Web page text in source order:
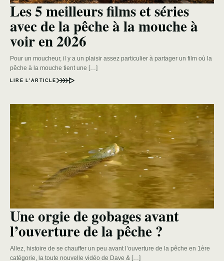
Les 5 meilleurs films et séries
avec de la pêche à la mouche à
voir en 2026
Pour un moucheur, il y a un plaisir assez particulier à partager un film où la
pêche à la mouche tient une […]
LIRE L’ARTICLE
Une orgie de gobages avant
l’ouverture de la pêche ?
Allez, histoire de se chauffer un peu avant l’ouverture de la pêche en 1ère
catégorie, la toute nouvelle vidéo de Dave & […]